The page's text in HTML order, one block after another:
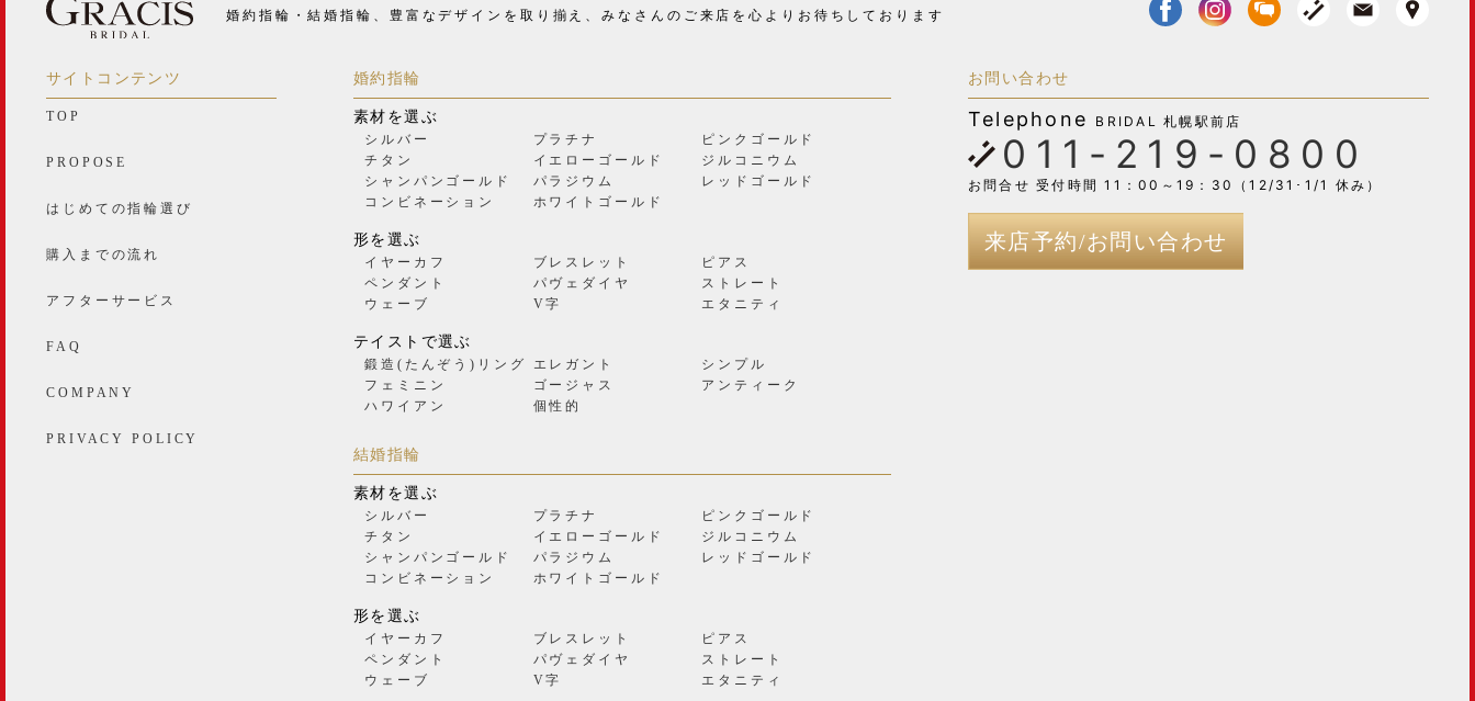
婚約指輪・結婚指輪、豊富なデザインを取り揃え、みなさんのご来店を心よりお待ちしております
サイトコンテンツ
TOP
PROPOSE
はじめての指輪選び
購入までの流れ
アフターサービス
FAQ
COMPANY
PRIVACY POLICY
婚約指輪
素材を選ぶ
シルバー プラチナ
ピンクゴールド
チタン
イエローゴールド
ジルコニウム
シャンパンゴールド
パラジウム
レッドゴールド
コンビネーション
ホワイトゴールド
形を選ぶ
イヤーカフ ブレスレット
ピアス
ペンダント
パヴェダイヤ
ストレート
ウェーブ
V字 エタニティ
テイストで選ぶ
鍛造(たんぞう)リング エレガント
シンプル
フェミニン
ゴージャス
アンティーク
ハワイアン
個性的
結婚指輪
素材を選ぶ
シルバー プラチナ
ピンクゴールド
チタン
イエローゴールド
ジルコニウム
シャンパンゴールド
パラジウム
レッドゴールド
コンビネーション
ホワイトゴールド
形を選ぶ
イヤーカフ ブレスレット
ピアス
ペンダント
パヴェダイヤ
ストレート
ウェーブ
V字 エタニティ
お問い合わせ
Telephone BRIDAL 札幌駅前店
011-219-0800
お問合せ 受付時間 11：00～19：30（12/31･1/1 休み）
来店予約/お問い合わせ